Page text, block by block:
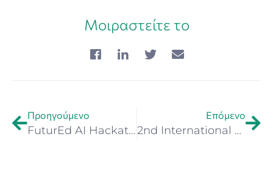
Μοιραστείτε το
Προηγούμενο
FuturEd AI Hackathon – AI Hackathon για το μέλλον της εκπαίδευσης | Τμήμα Επιστήμης Υπολογιστών Πανεπιστημίου Κρήτης & Epignosis (εγγραφές μέχρι 19/9)
Επόμενο
2nd International Conference on Circular Economy 2025 – «Κυκλική Οικονομία: Ο δρόμος προς τη Βιώσιμη Ανάπτυξη» | 17–19 Σεπτεμβρίου 2025, Χανιά